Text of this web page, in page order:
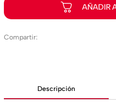
Descripción